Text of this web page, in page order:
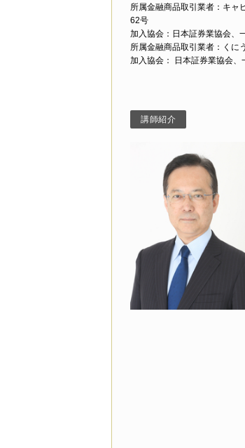
所属金融商品取引業者：キャ
62号
加入協会：日本証券業協会、
所属金融商品取引業者：く
加入協会： 日本証券業協会
講師紹介